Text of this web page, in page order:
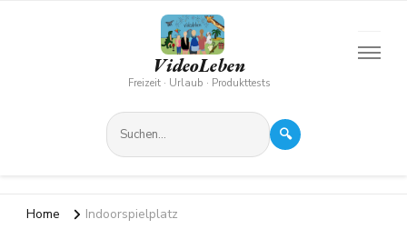
VideoLeben
Freizeit · Urlaub · Produkttests
🔍
Home Indoorspielplatz